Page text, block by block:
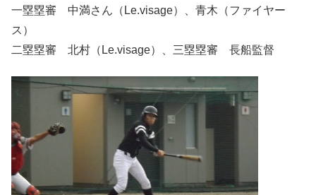
一塁塁審 中満さん（Le.visage）、青木（ファイヤー
ス）
二塁塁審 北村（Le.visage）、三塁塁審 長船監督